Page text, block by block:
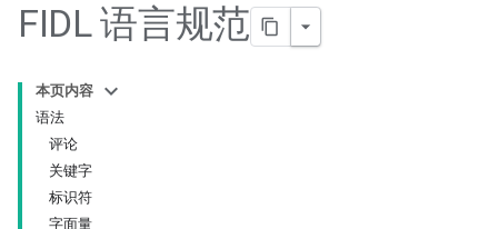
FIDL 语言规范
本页内容
语法
评论
关键字
标识符
字面量